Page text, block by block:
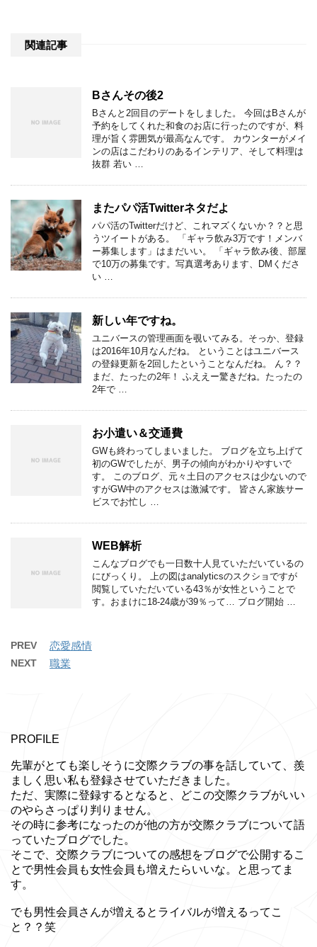
関連記事
Bさんその後2
Bさんと2回目のデートをしました。 今回はBさんが
予約をしてくれた和食のお店に行ったのですが、料
理が旨く雰囲気が最高なんです。 カウンターがメイ
ンの店はこだわりのあるインテリア、そして料理は
抜群 若い …
またパパ活Twitterネタだよ
パパ活のTwitterだけど、これマズくないか？？と思
うツイートがある。 「ギャラ飲み3万です！メンバ
ー募集します」はまだいい。 「ギャラ飲み後、部屋
で10万の募集です。写真選考あります、DMくださ
い …
新しい年ですね。
ユニバースの管理画面を覗いてみる。そっか、登録
は2016年10月なんだね。 ということはユニバース
の登録更新を2回したということなんだね。 ん？？
まだ、たったの2年！ ふええー驚きだね。たったの
2年で …
お小遣い＆交通費
GWも終わってしまいました。 ブログを立ち上げて
初のGWでしたが、男子の傾向がわかりやすいで
す。 このブログ、元々土日のアクセスは少ないので
すがGW中のアクセスは激減です。 皆さん家族サー
ビスでお忙し …
WEB解析
こんなブログでも一日数十人見ていただいているの
にびっくり。 上の図はanalyticsのスクショですが
閲覧していただいている43％が女性ということで
す。おまけに18-24歳が39％って… ブログ開始 …
PREV 恋愛感情
NEXT 職業
PROFILE
先輩がとても楽しそうに交際クラブの事を話していて、羨
ましく思い私も登録させていただきました。
ただ、実際に登録するとなると、どこの交際クラブがいい
のやらさっぱり判りません。
その時に参考になったのが他の方が交際クラブについて語
っていたブログでした。
そこで、交際クラブについての感想をブログで公開するこ
とで男性会員も女性会員も増えたらいいな。と思ってま
す。
でも男性会員さんが増えるとライバルが増えるってこ
と？？笑